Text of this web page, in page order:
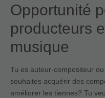
Opportunité
producteurs
musique
Tu es auteur-compositeur
souhaites acquérir des
améliorer les tiennes? Tu